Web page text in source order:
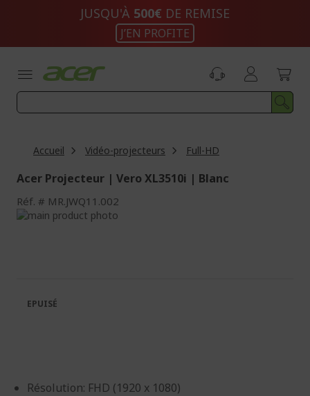
JUSQU'À 500€ DE REMISE
J’EN PROFITE
Accueil Vidéo-projecteurs Full-HD
Acer Projecteur | Vero XL3510i | Blanc
Réf. MR.JWQ11.002
Passer
galerie
d’images
Galerie
d’images
Résolution: FHD (1920 x 1080)
EPUISÉ